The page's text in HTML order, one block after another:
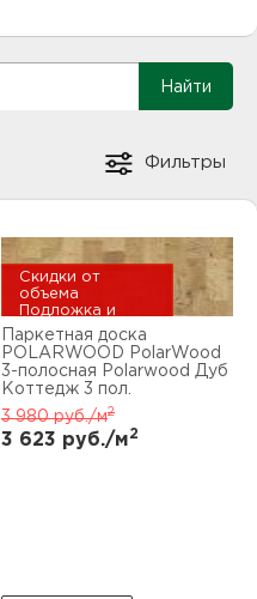
с
Фильтры
Скидки от
объема
Подложка и
подарок
Паркетная доска
POLARWOOD PolarWood
3-полосная Polarwood Дуб
Коттедж 3 пол.
3 980руб./м2
3 623 руб./м2